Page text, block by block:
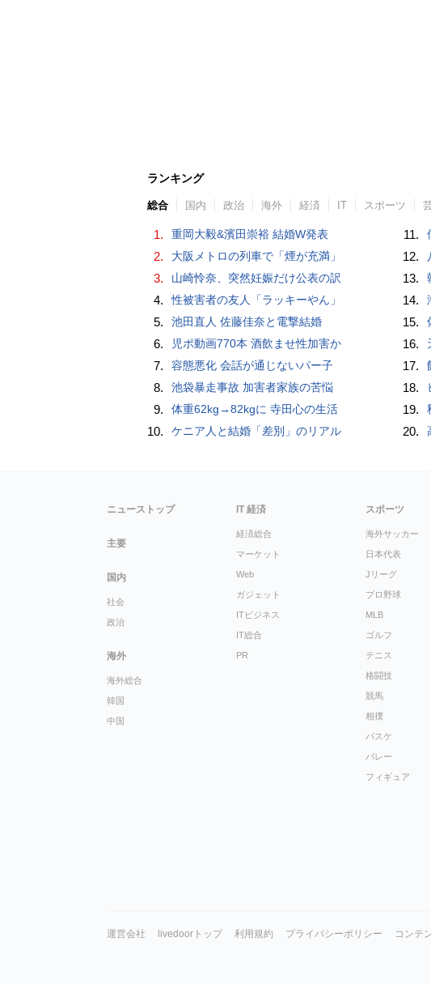
ランキング
総合 国内 政治 海外 経済 IT スポーツ
1. 重岡大毅&濱田崇裕 結婚W発表
2. 大阪メトロの列車で「煙が充満」
3. 山崎怜奈、突然妊娠だけ公表の訳
4. 性被害者の友人「ラッキーやん」
5. 池田直人 佐藤佳奈と電撃結婚
6. 児ポ動画770本 酒飲ませ性加害か
7. 容態悪化 会話が通じないパー子
8. 池袋暴走事故 加害者家族の苦悩
9. 体重62kg→82kgに 寺田心の生活
10. ケニア人と結婚「差別」のリアル
11.
12.
13.
14.
15.
16.
17.
18.
19.
20.
ニューストップ
主要
国内
社会
政治
海外
海外総合
韓国
中国
IT 経済
経済総合
マーケット
Web
ガジェット
ITビジネス
IT総合
PR
スポーツ
海外サッカー
日本代表
Jリーグ
プロ野球
MLB
ゴルフ
テニス
格闘技
競馬
相撲
バスケ
バレー
フィギュア
運営会社 livedoorトップ 利用規約 プライバシーポリシー コンテ